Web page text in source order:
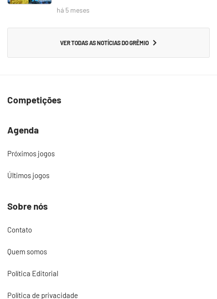
há 5 meses
VER TODAS AS NOTÍCIAS DO GRÊMIO
Competições
Agenda
Próximos jogos
Últimos jogos
Sobre nós
Contato
Quem somos
Política Editorial
Política de privacidade